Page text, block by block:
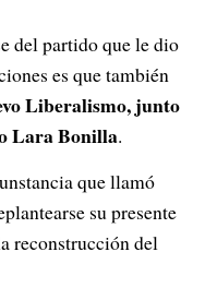
del partido que le dio
es que también
Liberalismo, junto
Lara Bonilla.
que llamó
su presente
reconstrucción del